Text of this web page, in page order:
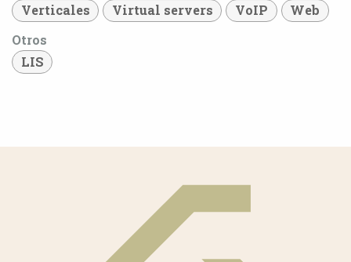
Verticales Virtual servers VoIP
Web
Otros
LIS